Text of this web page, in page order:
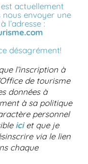
actuellement
envoyer une
l’adresse :
désagrément!
l’inscription à
de tourisme
données à
à sa politique
personnel
iciet que je
via le lien
chaque